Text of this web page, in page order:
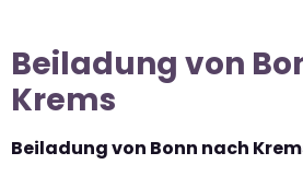
Beiladung von
Krems
Beiladung von Bonn nach